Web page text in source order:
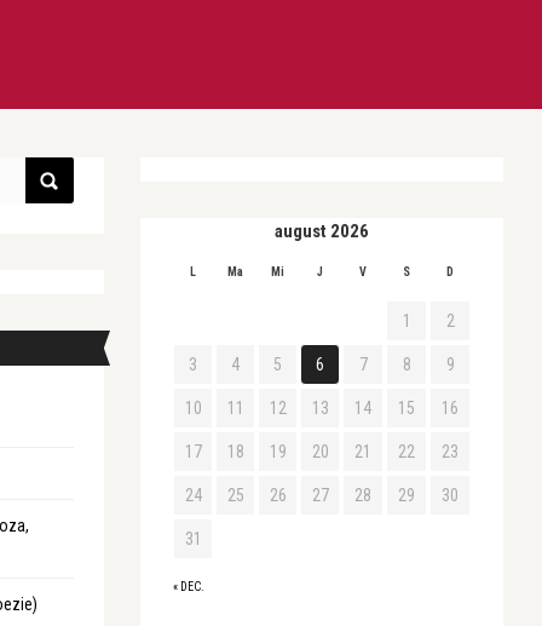
august 2026
L Ma Mi J V S D
« DEC.
1 2
3 4 5 6 7 8 9
10 11 12 13 14 15 16
17 18 19 20 21 22 23
24 25 26 27 28 29 30
31